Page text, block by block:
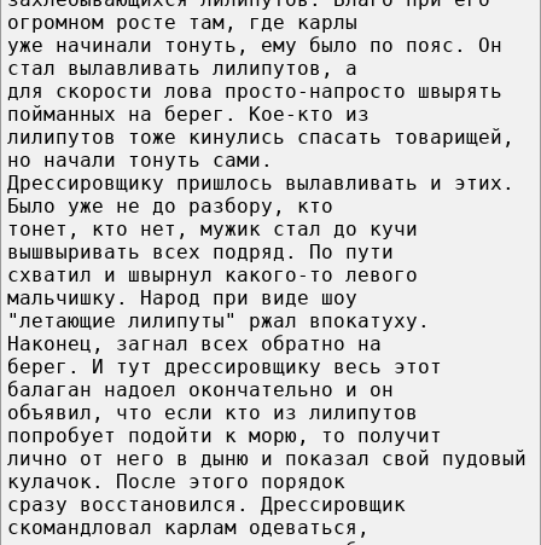
огромном росте там, где карлы
уже начинали тонуть, ему было по пояс. Он
стал вылавливать лилипутов, а
для скорости лова просто-напросто швырять
пойманных на берег. Кое-кто из
лилипутов тоже кинулись спасать товарищей,
но начали тонуть сами.
Дрессировщику пришлось вылавливать и этих.
Было уже не до разбору, кто
тонет, кто нет, мужик стал до кучи
вышвыривать всех подряд. По пути
схватил и швырнул какого-то левого
мальчишку. Народ при виде шоу
"летающие лилипуты" ржал впокатуху.
Наконец, загнал всех обратно на
берег. И тут дрессировщику весь этот
балаган надоел окончательно и он
объявил, что если кто из лилипутов
попробует подойти к морю, то получит
лично от него в дыню и показал свой пудовый
кулачок. После этого порядок
сразу восстановился. Дрессировщик
скомандловал карлам одеваться,